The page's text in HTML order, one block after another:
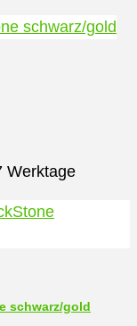
Werktage
schwarz/gold